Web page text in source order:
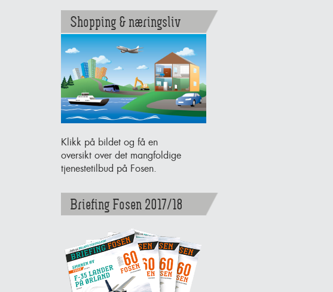
Shopping & næringsliv
Klikk på bildet og få en
oversikt over det mangfoldige
tjenestetilbud på Fosen.
Briefing Fosen 2017/18